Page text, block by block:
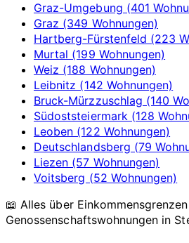
Graz-Umgebung (401
Graz (349 Wohnungen)
Hartberg-Fürstenfeld (223
Murtal (199 Wohnungen)
Weiz (188 Wohnungen)
Leibnitz (142 Wohnungen)
Bruck-Mürzzuschlag (140
Südoststeiermark (128
Leoben (122 Wohnungen)
Deutschlandsberg (79
Liezen (57 Wohnungen)
Voitsberg (52 Wohnungen)
📖 Alles über
Genossenschaftswohnungen in